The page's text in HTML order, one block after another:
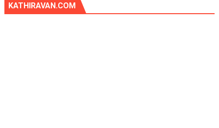
KATHIRAVAN.COM